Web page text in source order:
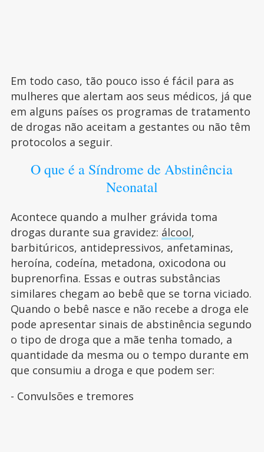
Em todo caso, tão pouco isso é fácil para as
mulheres que alertam aos seus médicos, já que
em alguns países os programas de tratamento
de drogas não aceitam a gestantes ou não têm
protocolos a seguir.
O que é a Síndrome de Abstinência
Neonatal
Acontece quando a mulher grávida toma
drogas durante sua gravidez: álcool,
barbitúricos, antidepressivos, anfetaminas,
heroína, codeína, metadona, oxicodona ou
buprenorfina. Essas e outras substâncias
similares chegam ao bebê que se torna viciado.
Quando o bebê nasce e não recebe a droga ele
pode apresentar sinais de abstinência segundo
o tipo de droga que a mãe tenha tomado, a
quantidade da mesma ou o tempo durante em
que consumiu a droga e que podem ser:
- Convulsões e tremores